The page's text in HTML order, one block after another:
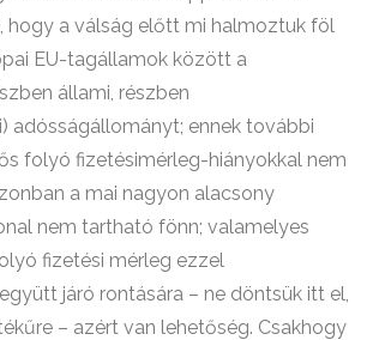
hogy a válság előtt mi halmoztuk föl
EU-tagállamok között a
állami, részben
adósságállományt; ennek további
folyó fizetésimérleg-hiányokkal nem
a mai nagyon alacsony
nem tartható fönn; valamelyes
fizetési mérleg ezzel
járó rontására – ne döntsük itt el,
– azért van lehetőség. Csakhogy